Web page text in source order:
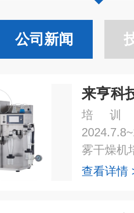
公司新闻
培
雾干燥机
查看详情